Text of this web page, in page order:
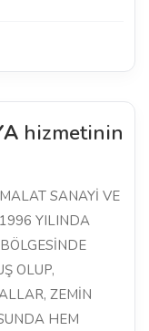
hizmetinin
SANAYİ VE
YILINDA
OLUP,
ZEMİN
HEM